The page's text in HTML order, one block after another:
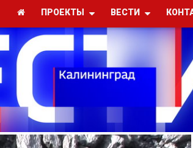
ПРОЕКТЫ ВЕСТИ